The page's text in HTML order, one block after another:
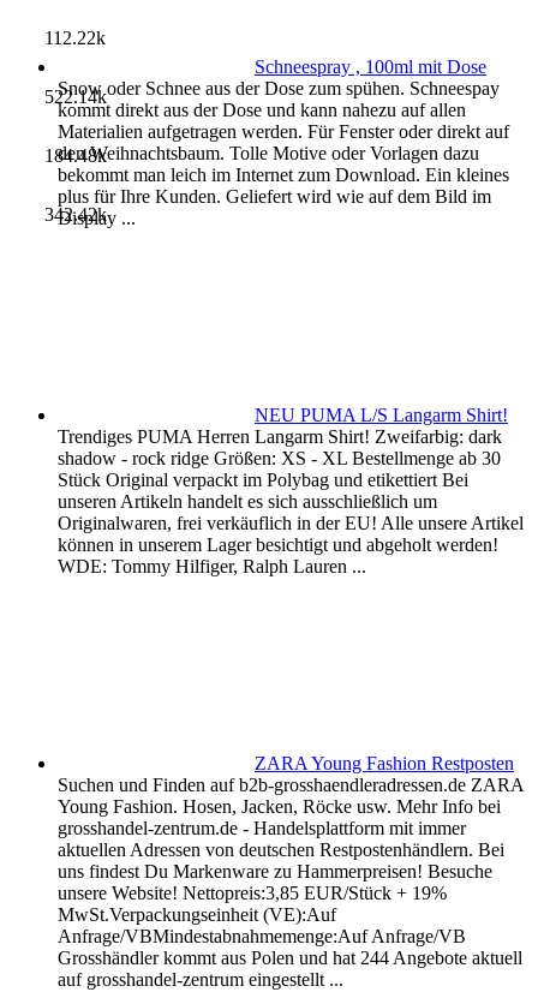
Schneespray , 100ml mit Dose
Snow oder Schnee aus der Dose zum spühen. Schneespay
kommt direkt aus der Dose und kann nahezu auf allen
Materialien aufgetragen werden. Für Fenster oder direkt auf
den Weihnachtsbaum. Tolle Motive oder Vorlagen dazu
bekommt man leich im Internet zum Download. Ein kleines
plus für Ihre Kunden. Geliefert wird wie auf dem Bild im
Display ...
NEU PUMA L/S Langarm Shirt!
Trendiges PUMA Herren Langarm Shirt! Zweifarbig: dark
shadow - rock ridge Größen: XS - XL Bestellmenge ab 30
Stück Original verpackt im Polybag und etikettiert Bei
unseren Artikeln handelt es sich ausschließlich um
Originalwaren, frei verkäuflich in der EU! Alle unsere Artikel
können in unserem Lager besichtigt und abgeholt werden!
WDE: Tommy Hilfiger, Ralph Lauren ...
ZARA Young Fashion Restposten
Suchen und Finden auf b2b-grosshaendleradressen.de ZARA
Young Fashion. Hosen, Jacken, Röcke usw. Mehr Info bei
grosshandel-zentrum.de - Handelsplattform mit immer
aktuellen Adressen von deutschen Restpostenhändlern. Bei
uns findest Du Markenware zu Hammerpreisen! Besuche
unsere Website! Nettopreis:3,85 EUR/Stück + 19%
MwSt.Verpackungseinheit (VE):Auf
Anfrage/VBMindestabnahmemenge:Auf Anfrage/VB
Grosshändler kommt aus Polen und hat 244 Angebote aktuell
auf grosshandel-zentrum eingestellt ...
112.22k
522.14k
184.48k
342.42k